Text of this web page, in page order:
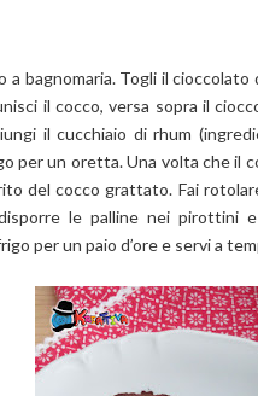
bagnomaria. Togli il
il cocco, versa sopra il
il cucchiaio di rhum
per un oretta. Una volta che il
del cocco grattato. Fai
le palline nei pirottini
per un paio d’ore e servi a